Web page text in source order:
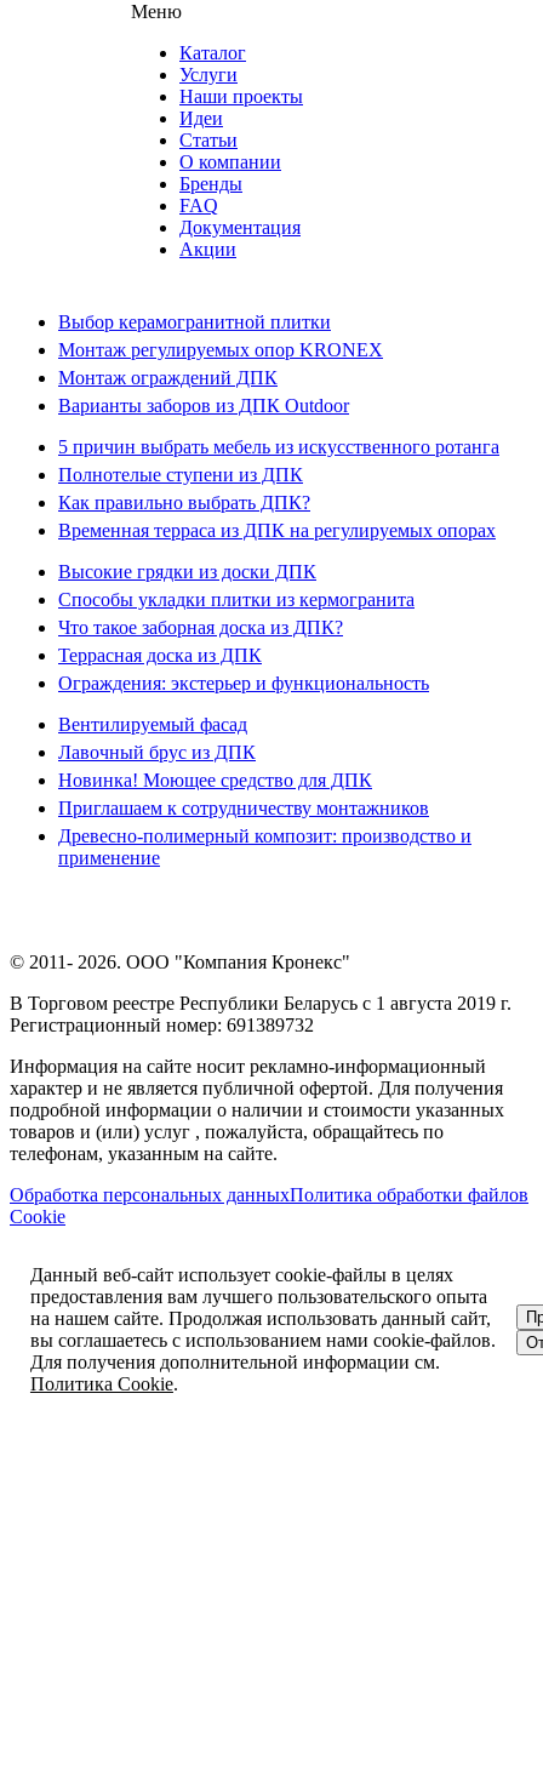
Меню
Каталог
Услуги
Наши проекты
Идеи
Статьи
О компании
Бренды
FAQ
Документация
Акции
Выбор керамогранитной плитки
Монтаж регулируемых опор KRONEX
Монтаж ограждений ДПК
Варианты заборов из ДПК Outdoor
5 причин выбрать мебель из искусственного ротанга
Полнотелые ступени из ДПК
Как правильно выбрать ДПК?
Временная терраса из ДПК на регулируемых опорах
Высокие грядки из доски ДПК
Способы укладки плитки из кермогранита
Что такое заборная доска из ДПК?
Террасная доска из ДПК
Ограждения: экстерьер и функциональность
Вентилируемый фасад
Лавочный брус из ДПК
Новинка! Моющее средство для ДПК
Приглашаем к сотрудничеству монтажников
Древесно-полимерный композит: производство и
применение
© 2011- 2026. ООО "Компания Кронекс"
В Торговом реестре Республики Беларусь с 1 августа 2019 г.
Регистрационный номер: 691389732
Информация на сайте носит рекламно-информационный
характер и не является публичной офертой. Для получения
подробной информации о наличии и стоимости указанных
товаров и (или) услуг , пожалуйста, обращайтесь по
телефонам, указанным на сайте.
Обработка персональных данныхПолитика обработки файлов
Cookie
Данный веб-сайт использует cookie-файлы в целях
предоставления вам лучшего пользовательского опыта
на нашем сайте. Продолжая использовать данный сайт,
вы соглашаетесь с использованием нами cookie-файлов.
Для получения дополнительной информации см.
Политика Cookie.